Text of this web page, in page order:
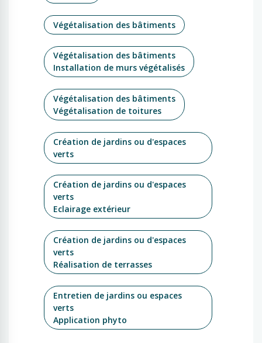
Végétalisation des bâtiments
Végétalisation des bâtiments
Installation de murs végétalisés
Végétalisation des bâtiments
Végétalisation de toitures
Création de jardins ou d'espaces
verts
Création de jardins ou d'espaces
verts
Eclairage extérieur
Création de jardins ou d'espaces
verts
Réalisation de terrasses
Entretien de jardins ou espaces
verts
Application phyto